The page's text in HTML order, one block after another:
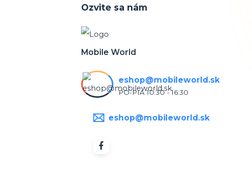
Ozvite sa nám
Mobile World
eshop@mobileworld.sk
PO-PIA 10:30 - 16:30
eshop@mobileworld.sk